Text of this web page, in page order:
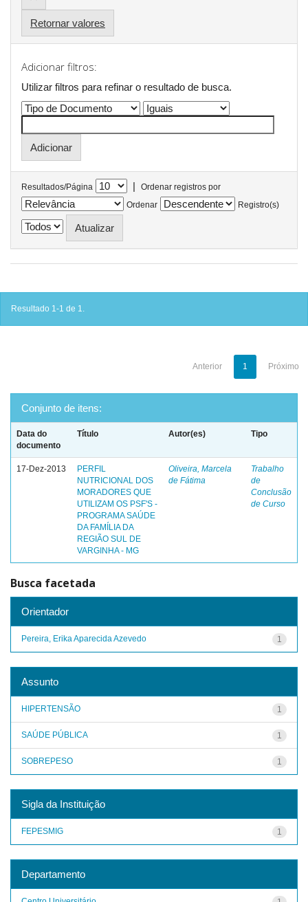
Retornar valores
Adicionar filtros:
Utilizar filtros para refinar o resultado de busca.
Resultados/Página |
Ordenar registros por
Ordenar
Registro(s)
Resultado 1-1 de 1.
Anterior 1 Próximo
Conjunto de itens:
Data do
documento
Título Autor(es) Tipo
17-Dez-2013
PERFIL
NUTRICIONAL DOS
MORADORES QUE
UTILIZAM OS PSF'S -
PROGRAMA SAÚDE
DA FAMÍLIA DA
REGIÃO SUL DE
VARGINHA - MG
Oliveira, Marcela
de Fátima
Trabalho
de
Conclusão
de Curso
Busca facetada
Orientador
1
Pereira, Erika Aparecida Azevedo
Assunto
1
HIPERTENSÃO
1
SAÚDE PÚBLICA
1
SOBREPESO
Sigla da Instituição
1
FEPESMIG
Departamento